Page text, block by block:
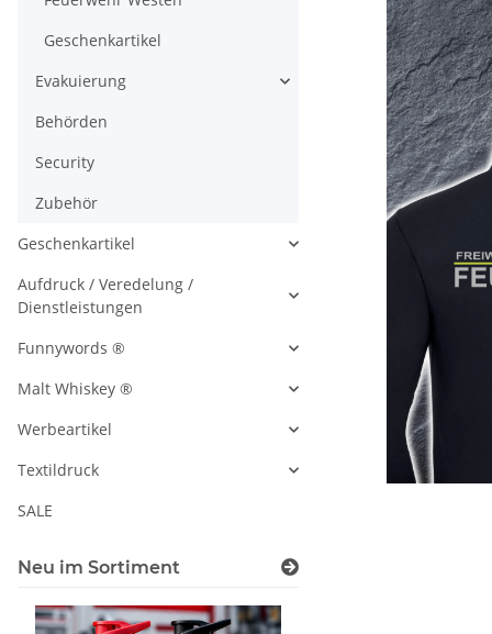
Geschenkartikel
Evakuierung
Behörden
Security
Zubehör
Geschenkartikel
Aufdruck / Veredelung /
Dienstleistungen
Funnywords ®
Malt Whiskey ®
Werbeartikel
Textildruck
SALE
Neu im Sortiment